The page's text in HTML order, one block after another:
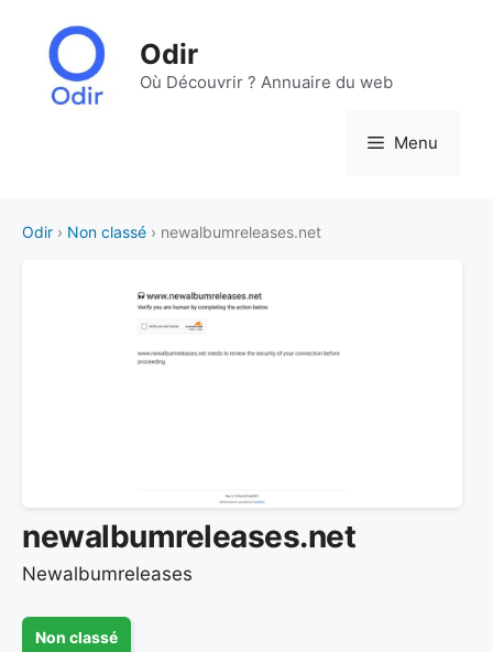
contenu
Odir
Où Découvrir ? Annuaire du web
Menu
Odir › Non classé › newalbumreleases.net
newalbumreleases.net
Newalbumreleases
Non classé